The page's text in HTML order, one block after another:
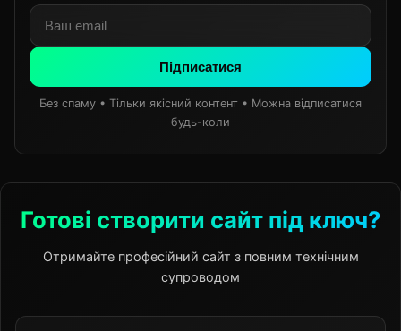
Підписатися
Без спаму • Тільки якісний контент • Можна відписатися
будь-коли
Готові створити сайт під ключ?
Отримайте професійний сайт з повним технічним
супроводом